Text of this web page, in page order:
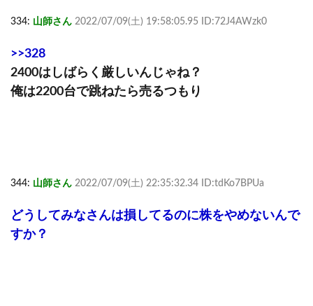
334: 山師さん 2022/07/09(土) 19:58:05.95 ID:72J4AWzk0
>>328
2400はしばらく厳しいんじゃね？
俺は2200台で跳ねたら売るつもり
344: 山師さん 2022/07/09(土) 22:35:32.34 ID:tdKo7BPUa
どうしてみなさんは損してるのに株をやめないんで
すか？